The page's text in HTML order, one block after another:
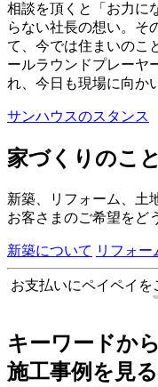
相談を頂くと「お力に
らない社長の想い。そ
て、今では住まいのこ
ールラウンドプレーヤ
れ、今日も現場に向か
サンハウスのスタンス
家づくりのこと
新築、リフォーム、土
お客さまのご希望をど
新築について リフォー
お支払いにペイペイを
キーワードから
施工事例を見る